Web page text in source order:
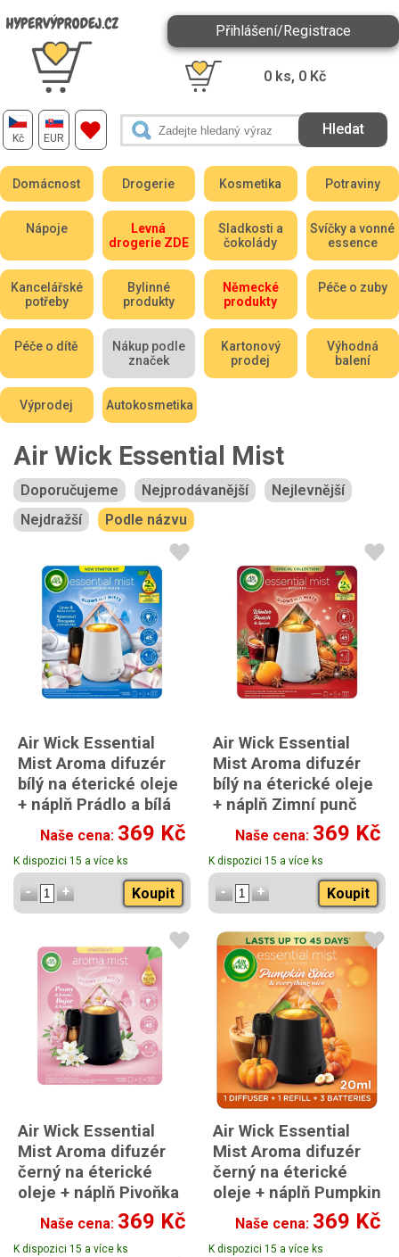
Kč EUR
Přihlášení/Registrace
0 ks, 0 Kč
Domácnost Drogerie Kosmetika Potraviny
Nápoje
Levná
drogerie ZDE
Sladkosti a
čokolády
Svíčky a vonné
essence
Kancelářské
potřeby
Bylinné
produkty
Německé
produkty
Péče o zuby
Péče o dítě
Nákup podle
značek
Kartonový
prodej
Výhodná
balení
Výprodej Autokosmetika
Air Wick Essential Mist
Doporučujeme Nejprodávanější
Nejlevnější
Nejdražší
Podle názvu
Air Wick Essential
Mist Aroma difuzér
bílý na éterické oleje
+ náplň Prádlo a bílá
orchidej 20ml
Naše cena: 369 Kč
K dispozici 15 a více ks
Koupit
Air Wick Essential
Mist Aroma difuzér
bílý na éterické oleje
+ náplň Zimní punč
20ml
Naše cena: 369 Kč
K dispozici 15 a více ks
Koupit
Air Wick Essential
Mist Aroma difuzér
černý na éterické
oleje + náplň Pivoňka
a jasmín 20ml
Naše cena: 369 Kč
K dispozici 15 a více ks
Air Wick Essential
Mist Aroma difuzér
černý na éterické
oleje + náplň Pumpkin
Spice 20ml
Naše cena: 369 Kč
K dispozici 15 a více ks